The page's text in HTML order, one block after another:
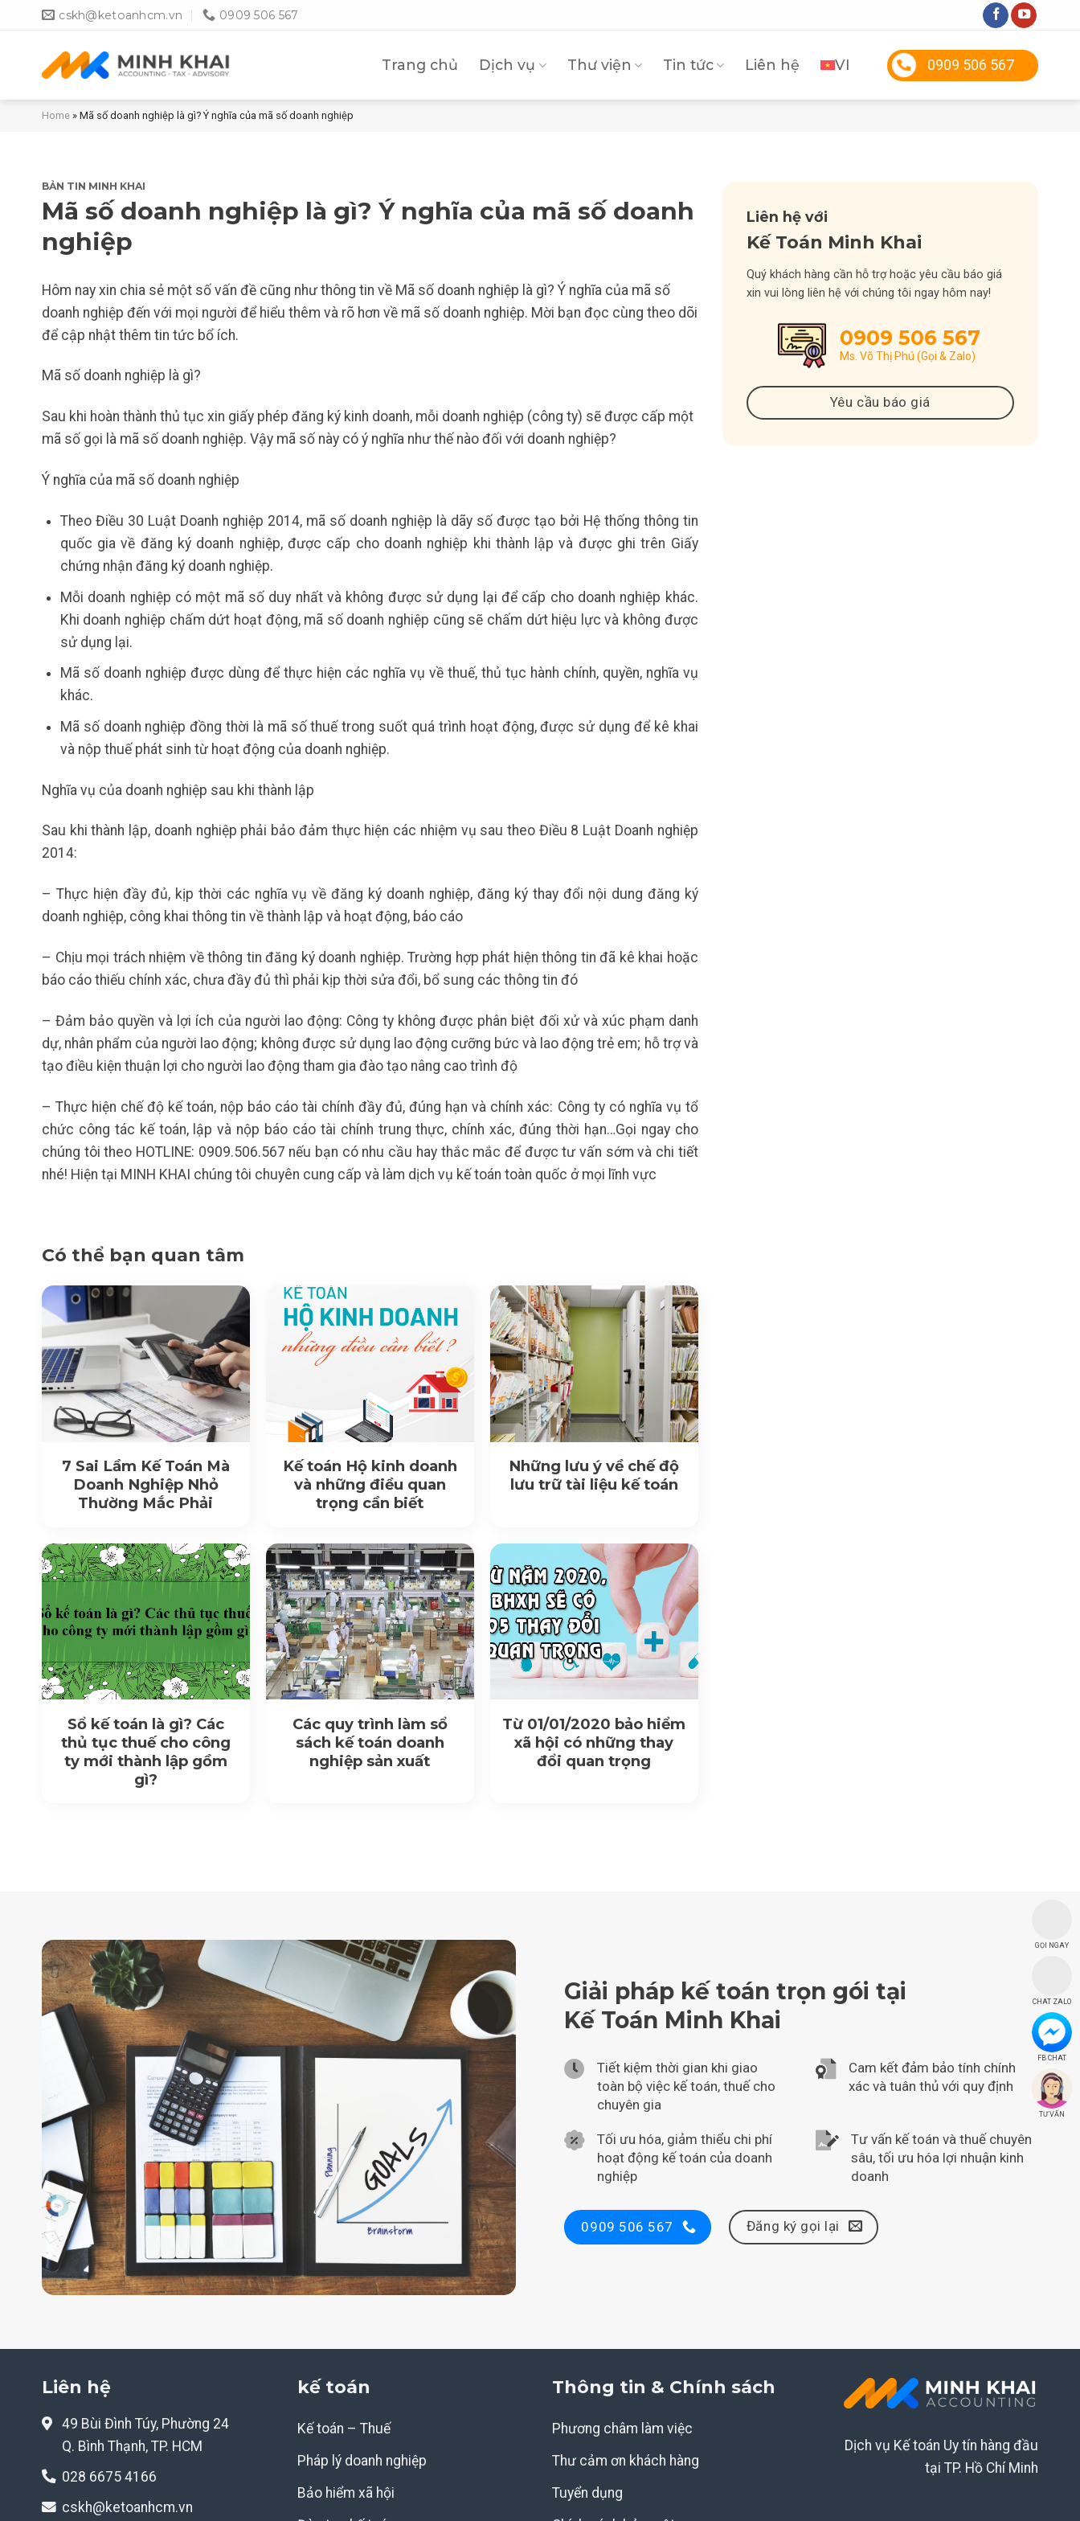
cskh@ketoanhcm.vn 0909 506 567
Trang chủ Dịch vụ Thư viện Tin tức Liên hệ VI 0909 506 567
Home » Mã số doanh nghiệp là gì? Ý nghĩa của mã số doanh nghiệp
BẢN TIN MINH KHAI
Mã số doanh nghiệp là gì? Ý nghĩa của mã số doanh
nghiệp
Hôm nay xin chia sẻ một số vấn đề cũng như thông tin về Mã số doanh nghiệp là gì? Ý nghĩa của mã số
doanh nghiệp đến với mọi người để hiểu thêm và rõ hơn về mã số doanh nghiệp. Mời bạn đọc cùng theo dõi
để cập nhật thêm tin tức bổ ích.
Mã số doanh nghiệp là gì?
Sau khi hoàn thành thủ tục xin giấy phép đăng ký kinh doanh, mỗi doanh nghiệp (công ty) sẽ được cấp một
mã số gọi là mã số doanh nghiệp. Vậy mã số này có ý nghĩa như thế nào đối với doanh nghiệp?
Ý nghĩa của mã số doanh nghiệp
Theo Điều 30 Luật Doanh nghiệp 2014, mã số doanh nghiệp là dãy số được tạo bởi Hệ thống thông tin
quốc gia về đăng ký doanh nghiệp, được cấp cho doanh nghiệp khi thành lập và được ghi trên Giấy
chứng nhận đăng ký doanh nghiệp.
Mỗi doanh nghiệp có một mã số duy nhất và không được sử dụng lại để cấp cho doanh nghiệp khác.
Khi doanh nghiệp chấm dứt hoạt động, mã số doanh nghiệp cũng sẽ chấm dứt hiệu lực và không được
sử dụng lại.
Mã số doanh nghiệp được dùng để thực hiện các nghĩa vụ về thuế, thủ tục hành chính, quyền, nghĩa vụ
khác.
Mã số doanh nghiệp đồng thời là mã số thuế trong suốt quá trình hoạt động, được sử dụng để kê khai
và nộp thuế phát sinh từ hoạt động của doanh nghiệp.
Nghĩa vụ của doanh nghiệp sau khi thành lập
Sau khi thành lập, doanh nghiệp phải bảo đảm thực hiện các nhiệm vụ sau theo Điều 8 Luật Doanh nghiệp
2014:
– Thực hiện đầy đủ, kịp thời các nghĩa vụ về đăng ký doanh nghiệp, đăng ký thay đổi nội dung đăng ký
doanh nghiệp, công khai thông tin về thành lập và hoạt động, báo cáo
– Chịu mọi trách nhiệm về thông tin đăng ký doanh nghiệp. Trường hợp phát hiện thông tin đã kê khai hoặc
báo cáo thiếu chính xác, chưa đầy đủ thì phải kịp thời sửa đổi, bổ sung các thông tin đó
– Đảm bảo quyền và lợi ích của người lao động: Công ty không được phân biệt đối xử và xúc phạm danh
dự, nhân phẩm của người lao động; không được sử dụng lao động cưỡng bức và lao động trẻ em; hỗ trợ và
tạo điều kiện thuận lợi cho người lao động tham gia đào tạo nâng cao trình độ
– Thực hiện chế độ kế toán, nộp báo cáo tài chính đầy đủ, đúng hạn và chính xác: Công ty có nghĩa vụ tổ
chức công tác kế toán, lập và nộp báo cáo tài chính trung thực, chính xác, đúng thời hạn…Gọi ngay cho
chúng tôi theo HOTLINE: 0909.506.567 nếu bạn có nhu cầu hay thắc mắc để được tư vấn sớm và chi tiết
nhé! Hiện tại MINH KHAI chúng tôi chuyên cung cấp và làm dịch vụ kế toán toàn quốc ở mọi lĩnh vực
Có thể bạn quan tâm
7 Sai Lầm Kế Toán Mà
Doanh Nghiệp Nhỏ
Thường Mắc Phải
Kế toán Hộ kinh doanh
và những điều quan
trọng cần biết
Những lưu ý về chế độ
lưu trữ tài liệu kế toán
Sổ kế toán là gì? Các
thủ tục thuế cho công
ty mới thành lập gồm
gì?
Các quy trình làm sổ
sách kế toán doanh
nghiệp sản xuất
Từ 01/01/2020 bảo hiểm
xã hội có những thay
đổi quan trọng
Liên hệ với
Kế Toán Minh Khai
Quý khách hàng cần hỗ trợ hoặc yêu cầu báo giá
xin vui lòng liên hệ với chúng tôi ngay hôm nay!
0909 506 567
Ms. Võ Thị Phú (Gọi & Zalo)
Yêu cầu báo giá
Giải pháp kế toán trọn gói tại
Kế Toán Minh Khai
Tiết kiệm thời gian khi giao
toàn bộ việc kế toán, thuế cho
chuyên gia
Cam kết đảm bảo tính chính
xác và tuân thủ với quy định
Tối ưu hóa, giảm thiểu chi phí
hoạt động kế toán của doanh
nghiệp
Tư vấn kế toán và thuế chuyên
sâu, tối ưu hóa lợi nhuận kinh
doanh
0909 506 567 Đăng ký gọi lại
Liên hệ
49 Bùi Đình Túy, Phường 24
Q. Bình Thạnh, TP. HCM
028 6675 4166
cskh@ketoanhcm.vn
kế toán
Kế toán – Thuế
Pháp lý doanh nghiệp
Bảo hiểm xã hội
Thông tin & Chính sách
Phương châm làm việc
Thư cảm ơn khách hàng
Tuyển dụng
Dịch vụ Kế toán Uy tín hàng đầu
tại TP. Hồ Chí Minh
GỌI NGAY
CHAT ZALO
FB CHAT
TƯ VẤN